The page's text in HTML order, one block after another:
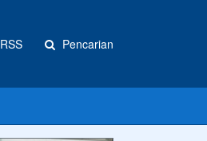
RSS Pencarian